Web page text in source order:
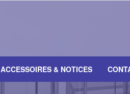
ACCESSOIRES & NOTICES